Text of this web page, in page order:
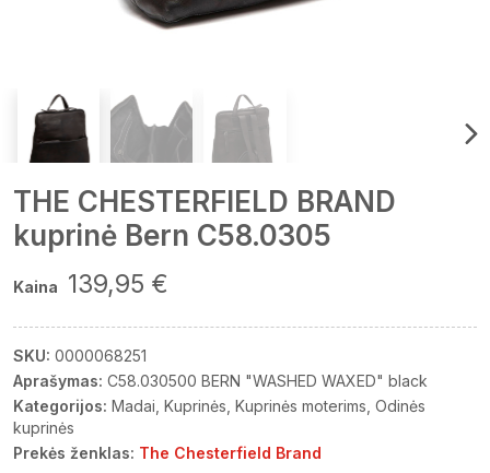
THE CHESTERFIELD BRAND
kuprinė Bern C58.0305
Kaina 139,95 €
SKU: 0000068251
Aprašymas: C58.030500 BERN "WASHED WAXED" black
Kategorijos: Madai Kuprinės Kuprinės moterims Odinės
kuprinės
Prekės ženklas: The Chesterfield Brand